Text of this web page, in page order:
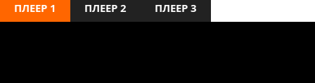
ПЛЕЕР 1 ПЛЕЕР 2 ПЛЕЕР 3